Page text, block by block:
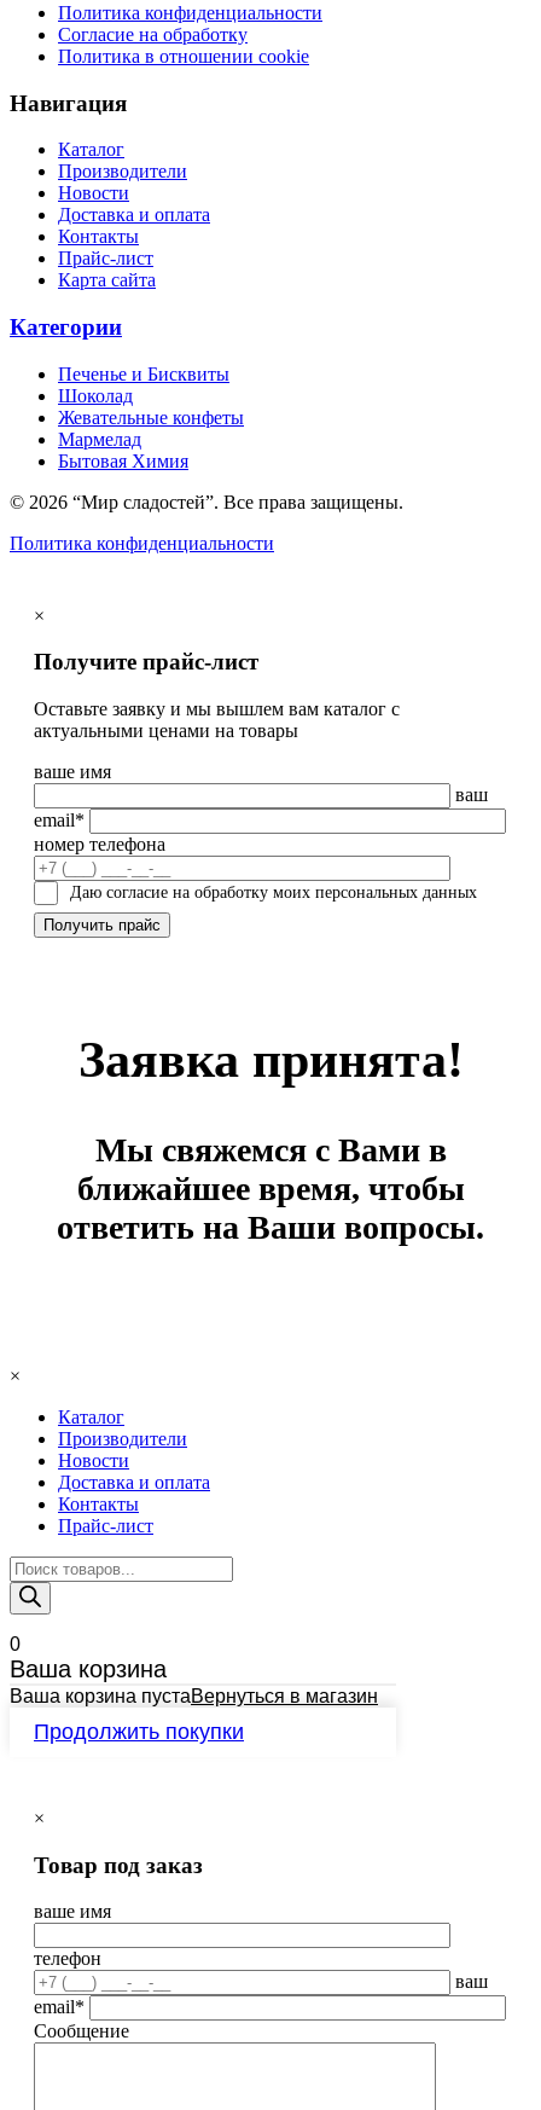
Политика конфиденциальности
Согласие на обработку
Политика в отношении cookie
Навигация
Каталог
Производители
Новости
Доставка и оплата
Контакты
Прайс-лист
Карта сайта
Категории
Печенье и Бисквиты
Шоколад
Жевательные конфеты
Мармелад
Бытовая Химия
© 2026 “Мир сладостей”. Все права защищены.
Политика конфиденциальности
×
Получите прайс-лист
Оставьте заявку и мы вышлем вам каталог с
актуальными ценами на товары
ваше имя
ваш
email*
номер телефона
Даю согласие на обработку моих персональных данных
Заявка принята!
Мы свяжемся с Вами в
ближайшее время, чтобы
ответить на Ваши вопросы.
×
Каталог
Производители
Новости
Доставка и оплата
Контакты
Прайс-лист
Поиск
товаров
0
Ваша корзина
Ваша корзина пустаВернуться в магазин
Продолжить покупки
×
Товар под заказ
ваше имя
телефон
ваш
email*
Сообщение